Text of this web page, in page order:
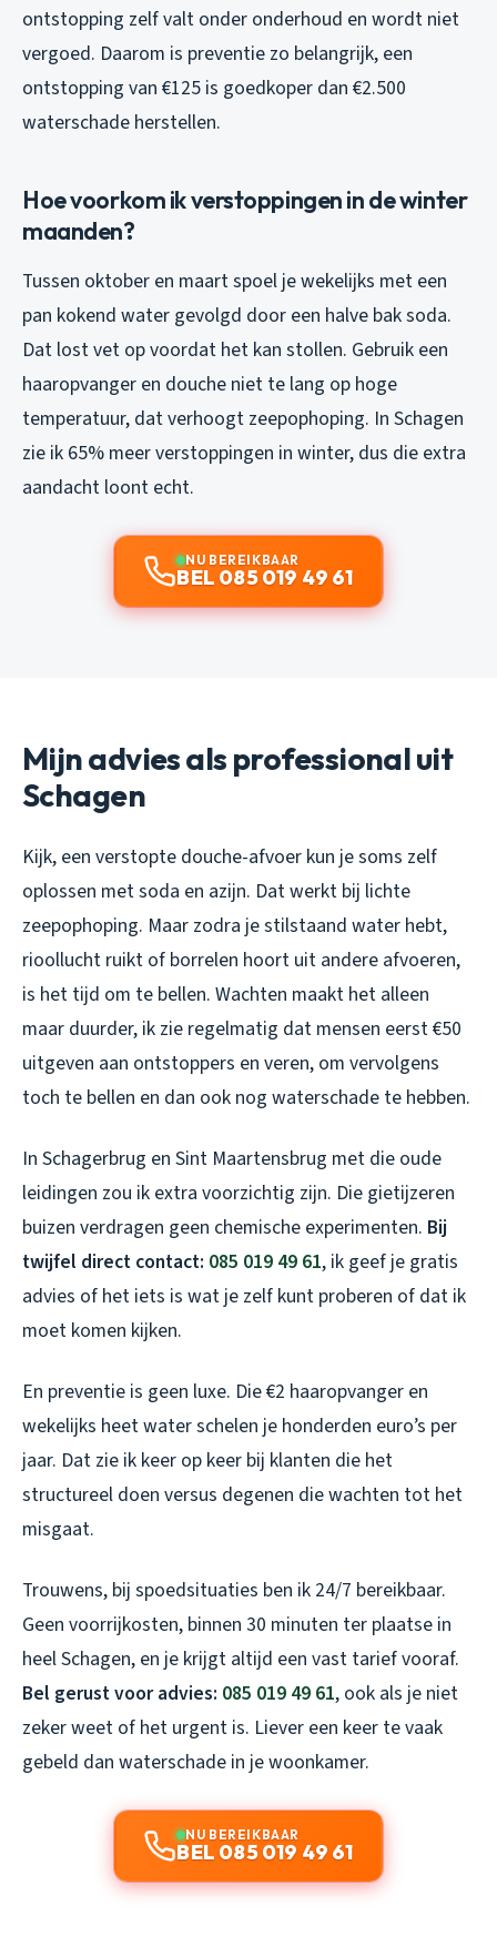
ontstopping zelf valt onder onderhoud en wordt niet
vergoed. Daarom is preventie zo belangrijk, een
ontstopping van €125 is goedkoper dan €2.500
waterschade herstellen.
Hoe voorkom ik verstoppingen in de winter
maanden?
Tussen oktober en maart spoel je wekelijks met een
pan kokend water gevolgd door een halve bak soda.
Dat lost vet op voordat het kan stollen. Gebruik een
haaropvanger en douche niet te lang op hoge
temperatuur, dat verhoogt zeepophoping. In Schagen
zie ik 65% meer verstoppingen in winter, dus die extra
aandacht loont echt.
NU BEREIKBAAR
BEL 085 019 49 61
Mijn advies als professional uit
Schagen
Kijk, een verstopte douche-afvoer kun je soms zelf
oplossen met soda en azijn. Dat werkt bij lichte
zeepophoping. Maar zodra je stilstaand water hebt,
rioollucht ruikt of borrelen hoort uit andere afvoeren,
is het tijd om te bellen. Wachten maakt het alleen
maar duurder, ik zie regelmatig dat mensen eerst €50
uitgeven aan ontstoppers en veren, om vervolgens
toch te bellen en dan ook nog waterschade te hebben.
In Schagerbrug en Sint Maartensbrug met die oude
leidingen zou ik extra voorzichtig zijn. Die gietijzeren
buizen verdragen geen chemische experimenten. Bij
twijfel direct contact: 085 019 49 61, ik geef je gratis
advies of het iets is wat je zelf kunt proberen of dat ik
moet komen kijken.
En preventie is geen luxe. Die €2 haaropvanger en
wekelijks heet water schelen je honderden euro’s per
jaar. Dat zie ik keer op keer bij klanten die het
structureel doen versus degenen die wachten tot het
misgaat.
Trouwens, bij spoedsituaties ben ik 24/7 bereikbaar.
Geen voorrijkosten, binnen 30 minuten ter plaatse in
heel Schagen, en je krijgt altijd een vast tarief vooraf.
Bel gerust voor advies: 085 019 49 61, ook als je niet
zeker weet of het urgent is. Liever een keer te vaak
gebeld dan waterschade in je woonkamer.
NU BEREIKBAAR
BEL 085 019 49 61